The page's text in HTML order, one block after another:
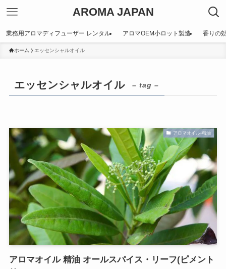
AROMA JAPAN
業務用アロマディフューザー レンタル アロマOEM小ロット製造 香りの
ホーム エッセンシャルオイル
エッセンシャルオイル – tag –
アロマオイル-精油
アロマオイル 精油 オールスパイス・リーフ(ピメント